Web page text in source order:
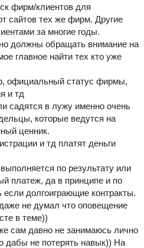
фирм/клиентов для
сайтов тех же фирм. Другие
за многие годы.
должны обращать внимание на
главное найти тех кто уже
официальный статус фирмы,
и тд
садятся в лужу именно очень
которые ведутся на
ценник.
и тд платят деньги
по результату или
платеж, да в принципе и по
долгоиграющие контракты.
не думал что оповещение
в теме))
сам давно не занимаюсь лично
дабы не потерять навык)) На